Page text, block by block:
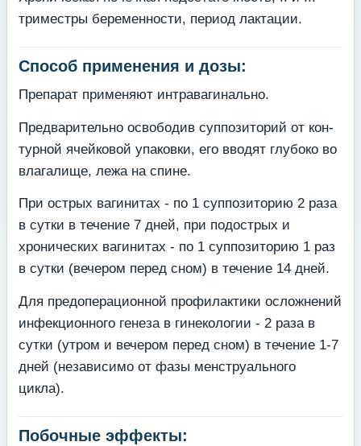
триместры беременности, период лактации.
Способ применения и дозы:
Препарат применяют интравагинально.
Предварительно освободив суппозиторий от кон­
турной ячейковой упаковки, его вводят глубоко во
влагалище, лежа на спине.
При острых вагинитах - по 1 суппозиторию 2 раза
в сутки в течение 7 дней, при подострых и
хрониче­ских вагинитах - по 1 суппозиторию 1 раз
в сутки (вечером перед сном) в течение 14 дней.
Для предоперационной профилактики осложнений
инфекционного генеза в гине­кологии - 2 раза в
сутки (утром и вечером перед сном) в течение 1-7
дней (независимо от фазы менструального
цикла).
Побочные эффекты: